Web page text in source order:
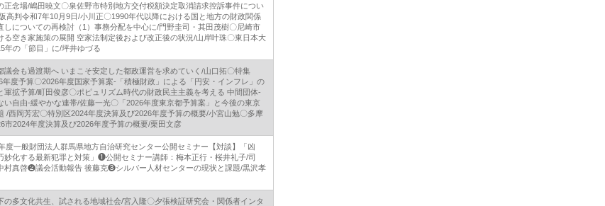
正念場/嶋田暁文〇泉佐野市特別地方交付税額決定取消請求控訴事件につい
高判令和7年10月9日/小川正〇1990年代以降における国と地方の財政関係
しについての再検討（1）事務分配を中心に/門野圭司・其田茂樹〇尼崎市
る空き家施策の展開 空家法制定後および改正後の状況/山岸叶珠〇東日本大
年の「節目」に/坪井ゆづる
議会も過渡期へ いまこそ安定した都政運営を求めていく/山口拓〇特集
年度予算〇2026年度国家予算案‐「積極財政」による「円安・インフレ」の
軍拡予算/町田俊彦〇ポピュリズム時代の財政民主主義を考える 中間団体‐
い自由‐緩やかな連帯/佐藤一光〇「2026年度東京都予算案」と今後の東京
/西岡芳宏〇特別区2024年度決算及び2026年度予算の概要/小宮山勉〇多摩
市2024年度決算及び2026年度予算の概要/栗田文彦
度一般財団法人群馬県地方自治研究センター公開セミナー【対談】「凶
妙化する最新犯罪と対策」❶公開セミナー講師：梅本正行・桜井礼子/司
村真啓❷議会活動報告 後藤克❸シルバー人材センターの現状と課題/黒沢孝
の多文化共生、試される地域社会/宮入隆〇夕張検証研究会・関係者インタ